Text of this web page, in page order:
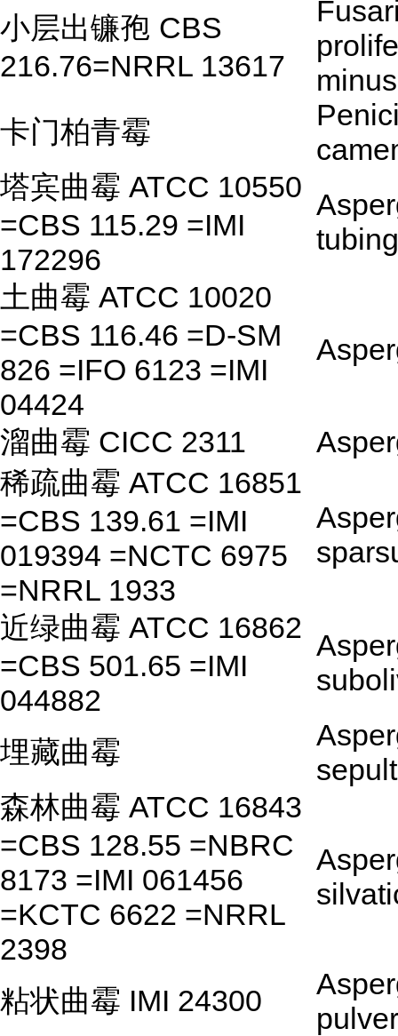
小层出镰孢 CBS
216.76=NRRL 13617
minus
卡门柏青霉
塔宾曲霉 ATCC 10550
=CBS 115.29 =IMI
172296
土曲霉 ATCC 10020
=CBS 116.46 =D-SM
826 =IFO 6123 =IMI
04424
溜曲霉 CICC 2311
稀疏曲霉 ATCC 16851
=CBS 139.61 =IMI
019394 =NCTC 6975
=NRRL 1933
近绿曲霉 ATCC 16862
=CBS 501.65 =IMI
044882
埋藏曲霉
森林曲霉 ATCC 16843
=CBS 128.55 =NBRC
8173 =IMI 061456
=KCTC 6622 =NRRL
2398
粘状曲霉 IMI 24300